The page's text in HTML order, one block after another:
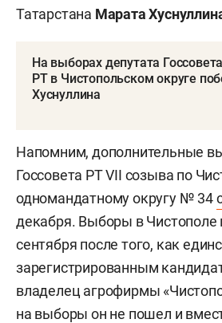
Татарстана Марата
На выборах депутата Госсовета
РТ в Чистопольском округе
Хуснуллина
Напомним, дополнительные
Госсовета РТ VII созыва по
одномандатному округу № 34
декабря. Выборы в Чистополе
сентября после того, как
зарегистрированным
владелец агрофирмы
на выборы он не пошел и